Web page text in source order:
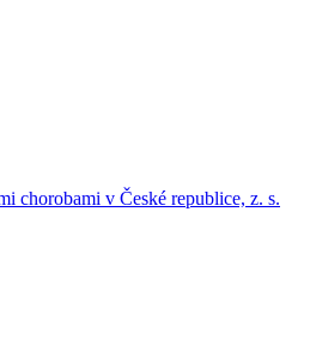
chorobami v České republice, z. s.